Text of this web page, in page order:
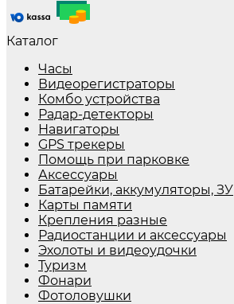
Каталог
Часы
Видеорегистраторы
Комбо устройства
Радар-детекторы
Навигаторы
GPS трекеры
Помощь при парковке
Аксессуары
Батарейки, аккумуляторы, ЗУ
Карты памяти
Крепления разные
Радиостанции и аксессуары
Эхолоты и видеоудочки
Туризм
Фонари
Фотоловушки